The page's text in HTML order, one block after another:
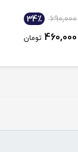
690,000 34٪
460,000 تومان